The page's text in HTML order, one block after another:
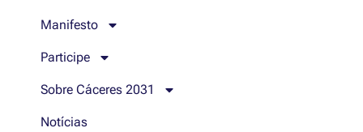
Manifesto
Participe
Sobre Cáceres 2031
Notícias